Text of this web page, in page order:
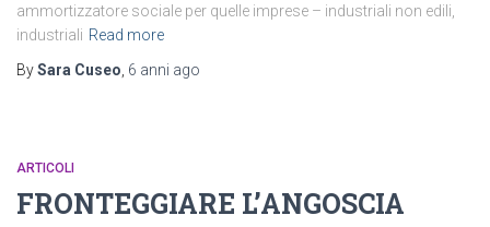
ammortizzatore sociale per quelle imprese – industriali non edili,
industriali Read more
BySara Cuseo 6 anni ago
ARTICOLI
FRONTEGGIARE L’ANGOSCIA